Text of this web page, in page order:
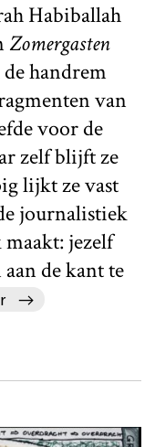
Habiballah
Zomergasten
handrem
van
voor de
zelf blijft ze
lijkt ze vast
journalistiek
jezelf
de kant te